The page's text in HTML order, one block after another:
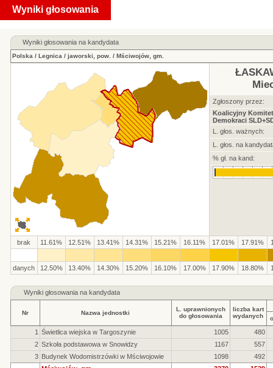
Wyniki głosowania
Wyniki głosowania na kandydata
Polska / Legnica / jaworski, pow. / Mściwojów, gm.
Zgłoszony przez:
Koalicyjny
Demokraci
L. głos. ważnych:
L. głos. na
% gł. na kand:
brak 11.61% 12.51% 13.41% 14.31% 15.21% 16.11% 17.01% 17.91%
danych 12.50% 13.40% 14.30% 15.20% 16.10% 17.00% 17.90% 18.80%
Wyniki głosowania na kandydata
Nr Nazwa jednostki
L. uprawnionych
do głosowania
liczba kart
wydanych
1 Świetlica wiejska w Targoszynie 1005
480
2 Szkoła podstawowa w Snowidzy 1167
557
3 Budynek Wodomistrzówki w Mściwojowie 1098
492